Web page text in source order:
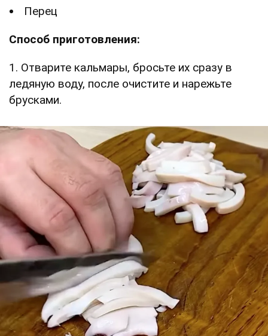
Перец
Способ приготовления:
1. Отварите кальмары, бросьте их сразу в
ледяную воду, после очистите и нарежьте
брусками.